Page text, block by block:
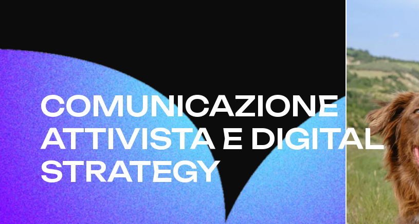
COMUNICAZIONE
ATTIVISTA E DIGITAL
STRATEGY